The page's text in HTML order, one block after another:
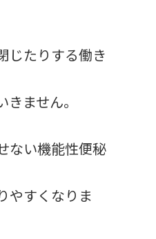
じたりする働き
ません。
ない機能性便秘
やすくなりま